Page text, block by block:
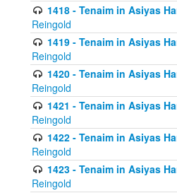
1418 - Tenaim in Asiyas
Reingold
1419 - Tenaim in Asiyas
Reingold
1420 - Tenaim in Asiyas
Reingold
1421 - Tenaim in Asiyas
Reingold
1422 - Tenaim in Asiyas
Reingold
1423 - Tenaim in Asiyas
Reingold